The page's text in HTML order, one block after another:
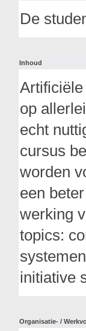
De
Inhoud
op
echt
cursus
worden
een
werking
topics:
initiative
Organisatie- /